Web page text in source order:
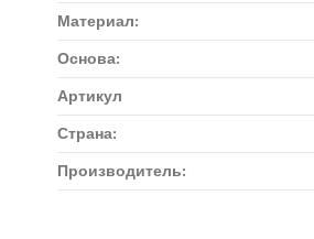
Материал:
Основа:
Артикул
Страна:
Производитель: